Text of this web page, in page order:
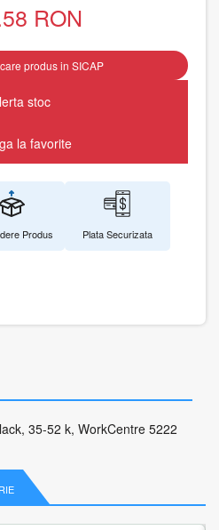
RON
produs in SICAP
stoc
la favorite
Produs Plata Securizata
35-52 k, WorkCentre 5222